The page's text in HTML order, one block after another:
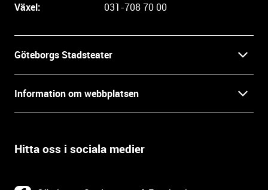
Växel:
031-708 70 00
Göteborgs Stadsteater
Press
Öppettider
Information om webbplatsen
Villkor och integritet
Om webbplatsen
Hitta oss i sociala medier